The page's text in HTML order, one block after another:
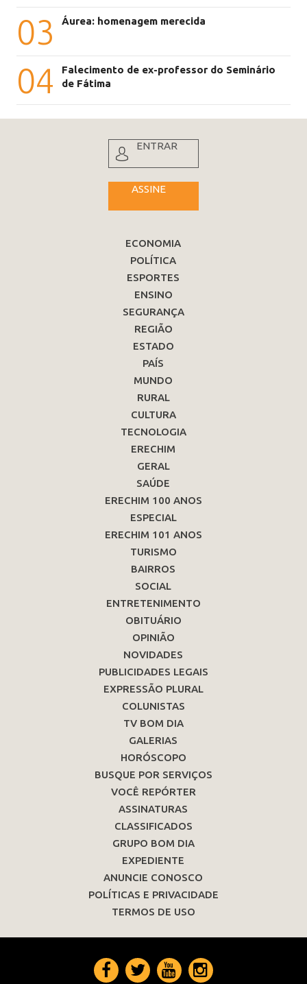
03 Áurea: homenagem merecida
04
Falecimento de ex-professor do Seminário
de Fátima
ENTRAR
ASSINE
ECONOMIA
POLÍTICA
ESPORTES
ENSINO
SEGURANÇA
REGIÃO
ESTADO
PAÍS
MUNDO
RURAL
CULTURA
TECNOLOGIA
ERECHIM
GERAL
SAÚDE
ERECHIM 100 ANOS
ESPECIAL
ERECHIM 101 ANOS
TURISMO
BAIRROS
SOCIAL
ENTRETENIMENTO
OBITUÁRIO
OPINIÃO
NOVIDADES
PUBLICIDADES LEGAIS
EXPRESSÃO PLURAL
COLUNISTAS
TV BOM DIA
GALERIAS
HORÓSCOPO
BUSQUE POR SERVIÇOS
VOCÊ REPÓRTER
ASSINATURAS
CLASSIFICADOS
GRUPO BOM DIA
EXPEDIENTE
ANUNCIE CONOSCO
POLÍTICAS E PRIVACIDADE
TERMOS DE USO